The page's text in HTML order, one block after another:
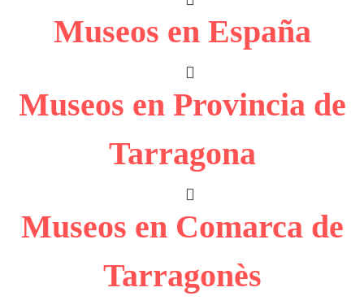
Museos en España
Museos en Provincia de
Tarragona
Museos en Comarca de
Tarragonès